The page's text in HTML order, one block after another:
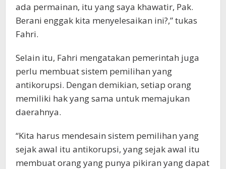
ada permainan, itu yang saya khawatir, Pak.
Berani enggak kita menyelesaikan ini?,” tukas
Fahri.
Selain itu, Fahri mengatakan pemerintah juga
perlu membuat sistem pemilihan yang
antikorupsi. Dengan demikian, setiap orang
memiliki hak yang sama untuk memajukan
daerahnya.
“Kita harus mendesain sistem pemilihan yang
sejak awal itu antikorupsi, yang sejak awal itu
membuat orang yang punya pikiran yang dapat